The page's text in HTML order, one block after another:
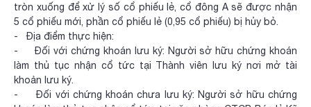
tròn xuống để xử lý số cổ phiếu lẻ, cổ đông A sẽ được nhận
5 cổ phiếu mới, phần cổ phiếu lẻ (0,95 cổ phiếu) bị hủy bỏ.
- Địa điểm thực hiện:
- Đối với chứng khoán lưu ký: Người sở hữu chứng khoán
làm thủ tục nhận cổ tức tại Thành viên lưu ký nơi mở tài
khoản lưu ký.
- Đối với chứng khoán chưa lưu ký: Người sở hữu chứng